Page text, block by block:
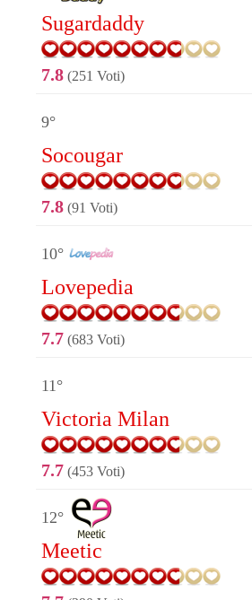
Sugardaddy
7.8 (251 Voti)
9°
Socougar
7.8 (91 Voti)
10°
Lovepedia
7.7 (683 Voti)
11°
Victoria Milan
7.7 (453 Voti)
12°
Meetic